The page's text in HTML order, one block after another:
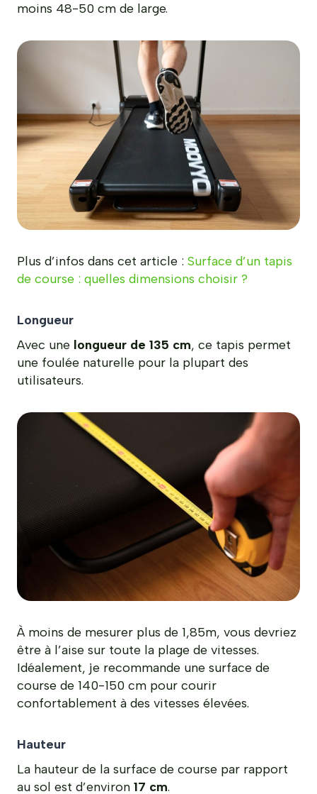
moins 48-50 cm de large.
Plus d’infos dans cet article : Surface d’un tapis
de course : quelles dimensions choisir ?
Longueur
Avec une longueur de 135 cm, ce tapis permet
une foulée naturelle pour la plupart des
utilisateurs.
À moins de mesurer plus de 1,85m, vous devriez
être à l’aise sur toute la plage de vitesses.
Idéalement, je recommande une surface de
course de 140-150 cm pour courir
confortablement à des vitesses élevées.
Hauteur
La hauteur de la surface de course par rapport
au sol est d’environ 17 cm.